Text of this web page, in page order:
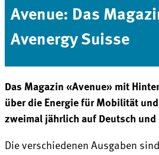
Avenue: Das
Avenergy Suisse
Das Magazin «Avenue» mit
über die Energie für Mobilität
zweimal jährlich auf Deutsch und
Die verschiedenen Ausgaben